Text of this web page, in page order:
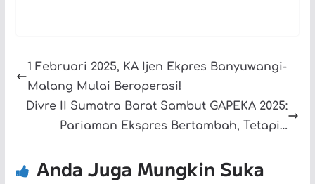
1 Februari 2025, KA Ijen Ekpres Banyuwangi-
Malang Mulai Beroperasi!
Divre II Sumatra Barat Sambut GAPEKA 2025:
Pariaman Ekspres Bertambah, Tetapi…
Anda Juga Mungkin Suka